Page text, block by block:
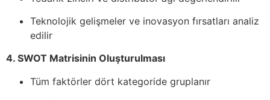
Teknolojik gelişmeler ve inovasyon fırsatları analiz
edilir
4. SWOT Matrisinin Oluşturulması
Tüm faktörler dört kategoride gruplanır